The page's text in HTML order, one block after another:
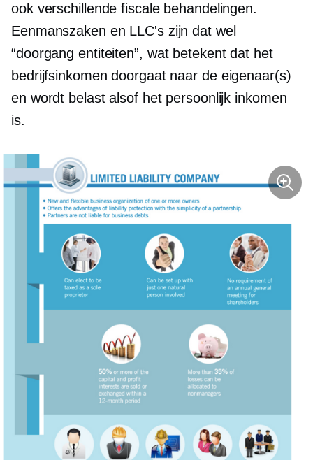
ook verschillende fiscale behandelingen.
Eenmanszaken en LLC's zijn dat wel
“doorgang entiteiten”, wat betekent dat het
bedrijfsinkomen doorgaat naar de eigenaar(s)
en wordt belast alsof het persoonlijk inkomen
is.